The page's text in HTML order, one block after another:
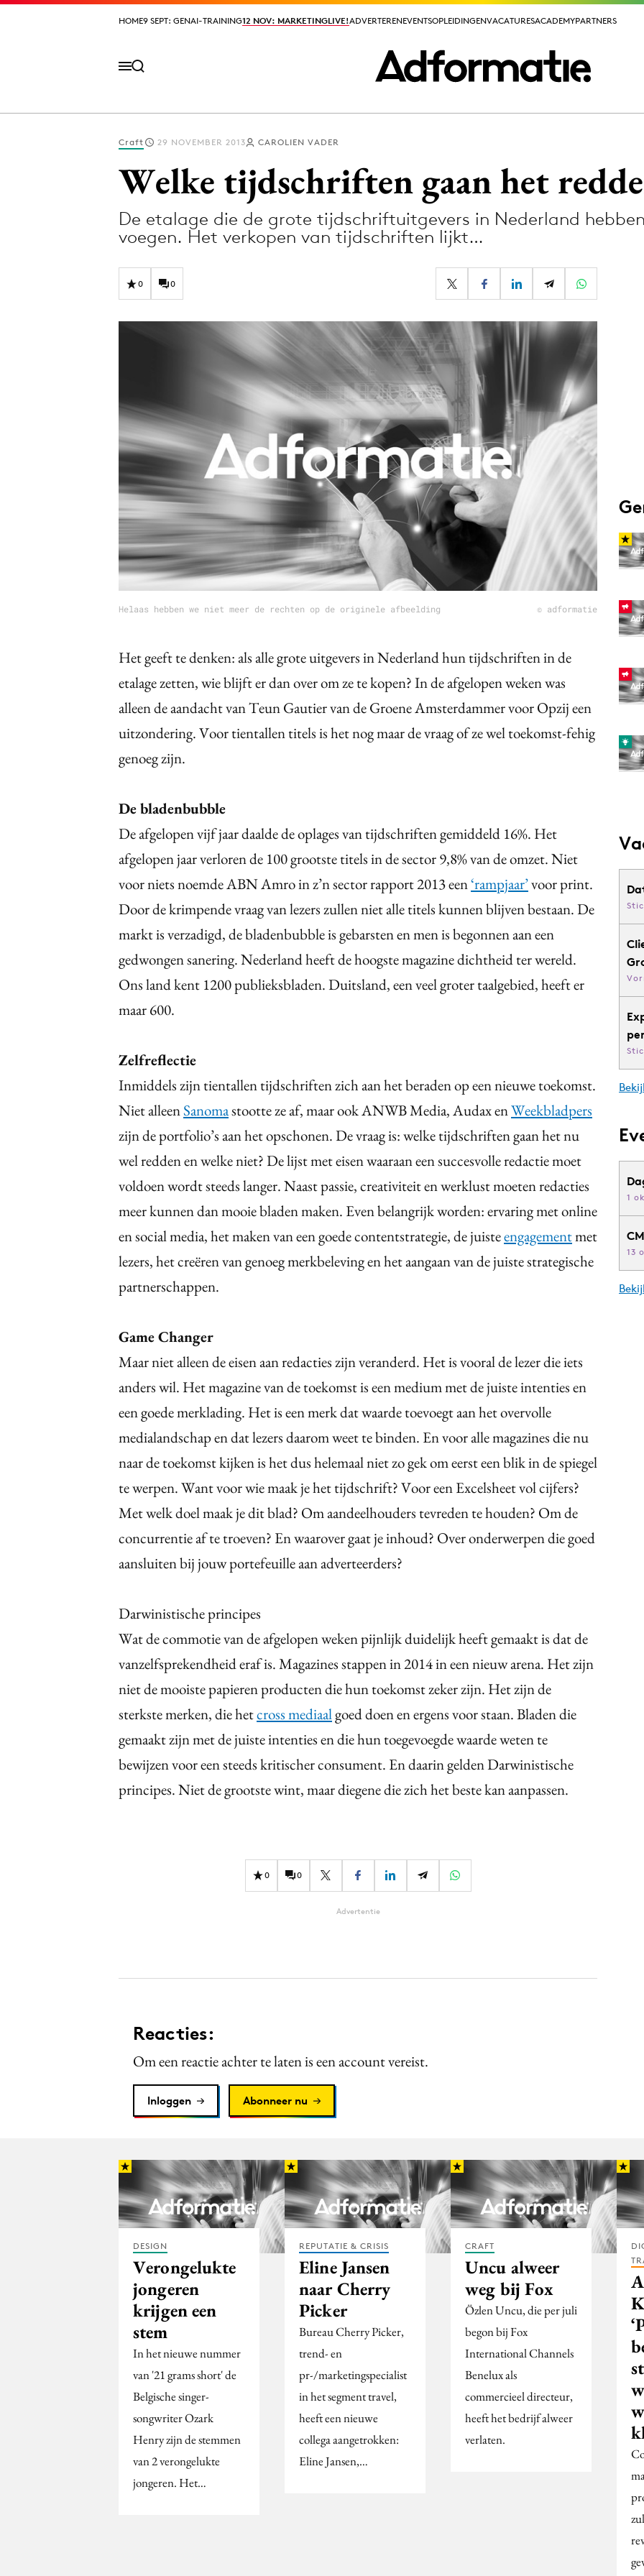
HOME9 SEPT: GENAI-TRAINING12 NOV: MARKETINGLIVE!ADVERTERENEVENTSOPLEIDINGENVACATURESACADEMYPARTNERS
HOME9 SEPT: GENAI-TRAINING12 NOV: MARKETINGLIVE!ADVERTERENEVENTSOPLEIDINGENVACATURESACADEMYPARTNERS
Effectiviteit
Gedragsverandering
Influencer marketing
Interne communicatie
Martech
Merkstrategie
PR
Programmatic
Purpose Marketing
Reputatie & crisis
Craft 29 NOVEMBER 2013 CAROLIEN VADER
Welke tijdschriften gaan het
De etalage die de grote tijdschriftuitgevers in Nederland
voegen. Het verkopen van tijdschriften lijkt…
0 0
Helaas hebben we niet meer de rechten op de originele afbeelding © adformatie
Het geeft te denken: als alle grote uitgevers in Nederland hun tijdschriften in de
etalage zetten, wie blijft er dan over om ze te kopen? In de afgelopen weken was
alleen de aandacht van Teun Gautier van de Groene Amsterdammer voor Opzij een
uitzondering. Voor tientallen titels is het nog maar de vraag of ze wel toekomst-fehig
genoeg zijn.
De bladenbubble
De afgelopen vijf jaar daalde de oplages van tijdschriften gemiddeld 16%. Het
afgelopen jaar verloren de 100 grootste titels in de sector 9,8% van de omzet.Niet
voor niets noemde ABN Amro in z’n sector rapport 2013 een‘rampjaar’voor print.
Door de krimpende vraag van lezers zullen niet alle titels kunnen blijven bestaan. De
markt is verzadigd, de bladenbubble is gebarsten en men is begonnen aan een
gedwongen sanering. Nederland heeft de hoogste magazine dichtheid ter wereld.
Ons land kent 1200 publieksbladen. Duitsland, een veel groter taalgebied, heeft er
maar 600.
Zelfreflectie
Inmiddels zijn tientallen tijdschriften zich aan het beraden op een nieuwe toekomst.
Niet alleenSanomastootte ze af, maar ook ANWB Media, Audax enWeekbladpers
zijn de portfolio’s aan het opschonen. De vraag is: welke tijdschriften gaan het nu
wel redden en welke niet?De lijst met eisen waaraan een succesvolle redactie moet
voldoen wordt steeds langer. Naast passie, creativiteit en werklust moeten redacties
meer kunnen dan mooie bladen maken. Even belangrijk worden: ervaring met online
en social media, het maken van een goede contentstrategie, de juisteengagementmet
lezers, het creëren van genoeg merkbeleving en het aangaan van de juiste strategische
partnerschappen.
Game Changer
Maar niet alleen de eisen aan redacties zijn veranderd. Het is vooral de lezer die iets
anders wil. Het magazine van de toekomst is een medium met de juiste intenties en
een goede merklading. Het is een merk dat waarde toevoegt aan het overvolle
medialandschap en dat lezers daarom weet te binden. En voor alle magazines die nu
naar de toekomst kijken is het dus helemaal niet zo gek om eerst een blik in de spiegel
te werpen. Want voor wie maak je het tijdschrift? Voor een Excelsheet vol cijfers?
Met welk doel maak je dit blad? Om aandeelhouders tevreden te houden? Om de
concurrentie af te troeven? En waarover gaat je inhoud? Over onderwerpen die goed
aansluiten bij jouw portefeuille aan adverteerders?
Darwinistische principes
Wat de commotie van de afgelopen weken pijnlijk duidelijk heeft gemaakt is dat de
vanzelfsprekendheid eraf is. Magazines stappen in 2014 in een nieuw arena. Het zijn
niet de mooiste papieren producten die hun toekomst zeker zijn. Het zijn de
sterkste merken, die hetcross mediaalgoed doen en ergens voor staan. Bladen die
gemaakt zijn met de juiste intenties en die hun toegevoegde waarde weten te
bewijzen voor een steeds kritischer consument. En daarin gelden Darwinistische
principes. Niet de grootste wint, maar diegene die zich het beste kan aanpassen.
0 0
Advertentie
Reacties:
Om een reactie achter te laten is een account vereist.
Inloggen Abonneer nu
1
13
DESIGN
Verongelukte
jongeren
krijgen een
stem
In het nieuwe nummer
van '21 grams short' de
Belgische singer-
songwriter Ozark
Henry zijn de stemmen
van 2 verongelukte
jongeren. Het…
REPUTATIE & CRISIS
Eline Jansen
naar Cherry
Picker
Bureau Cherry Picker,
trend- en
pr-/marketingspecialist
in het segment travel,
heeft een nieuwe
collega aangetrokken:
Eline Jansen,…
CRAFT
Uncu alweer
weg bij Fox
Özlen Uncu, die per juli
begon bij Fox
International Channels
Benelux als
commercieel directeur,
heeft het bedrijf alweer
verlaten.